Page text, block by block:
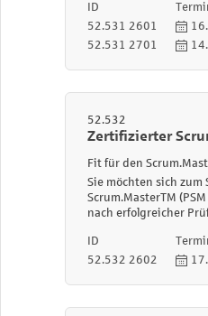
ID
52.531 2601
52.531 2701
52.532
Zertifizierter
Fit für den
Sie möchten sich
Scrum.MasterTM
nach erfolgreicher
ID
52.532 2602